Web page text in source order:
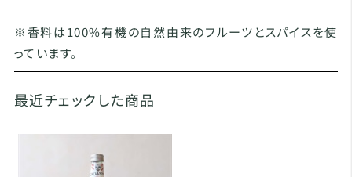
※香料は100%有機の自然由来のフルーツとスパイスを使
っています。
最近チェックした商品